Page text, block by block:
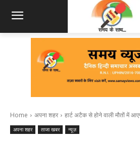
Home अपना शहर हार्ट अटैक से होने वाली मौतों में
अपना शहर ताजा खबर न्यूज़